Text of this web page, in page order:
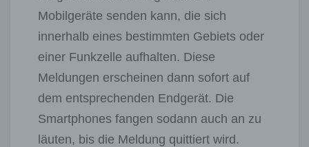
Mobilgeräte senden kann, die sich
innerhalb eines bestimmten Gebiets oder
einer Funkzelle aufhalten. Diese
Meldungen erscheinen dann sofort auf
dem entsprechenden Endgerät. Die
Smartphones fangen sodann auch an zu
läuten, bis die Meldung quittiert wird.